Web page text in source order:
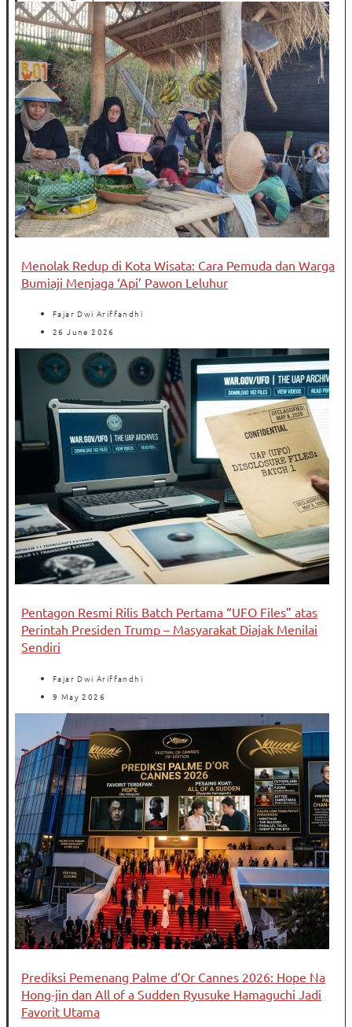
Menolak Redup di Kota Wisata: Cara Pemuda dan Warga
Bumiaji Menjaga ‘Api’ Pawon Leluhur
Fajar Dwi Ariffandhi
26 June 2026
Pentagon Resmi Rilis Batch Pertama “UFO Files” atas
Perintah Presiden Trump – Masyarakat Diajak Menilai
Sendiri
Fajar Dwi Ariffandhi
9 May 2026
Prediksi Pemenang Palme d’Or Cannes 2026: Hope Na
Hong-jin dan All of a Sudden Ryusuke Hamaguchi Jadi
Favorit Utama